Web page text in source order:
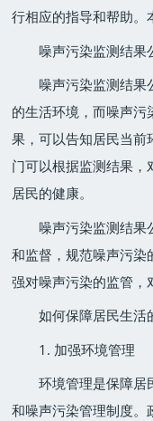
行相应的指导和帮助。
噪声污染监测结果
噪声污染监测结果
的生活环境，而噪声
果，可以告知居民当前
门可以根据监测结果
居民的健康。
噪声污染监测结果
和监督，规范噪声污染
强对噪声污染的监管，
如何保障居民生活
1. 加强环境管理
环境管理是保障居
和噪声污染管理制度。